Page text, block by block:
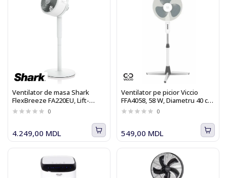
Ventilator de masa Shark
FlexBreeze FA220EU, Lift-
Away, 5 trepte de viteza,
functie de oscilare,
0
4.249,00 MDL
Ventilator pe picior Viccio
FFA4058, 58 W, Diametru 40 cm,
3 trepte de viteza, functie de
oscilare
0
549,00 MDL